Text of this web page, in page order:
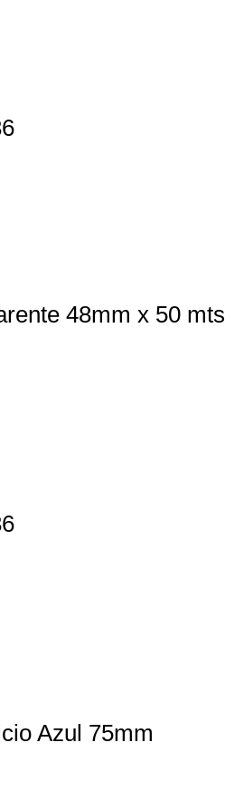
48mm x 50 mts
Azul 75mm